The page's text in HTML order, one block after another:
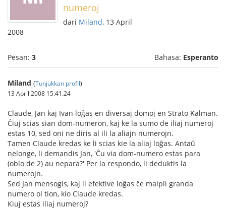
numeroj
dari Miland, 13 April
2008
Pesan: 3 Bahasa: Esperanto
Miland (Tunjukkan profil)
13 April 2008 15.41.24
Claude, Jan kaj Ivan loĝas en diversaj domoj en Strato Kalman.
Ĉiuj scias sian dom-numeron, kaj ke la sumo de iliaj numeroj
estas 10, sed oni ne diris al ili la aliajn numerojn.
Tamen Claude kredas ke li scias kie la aliaj loĝas. Antaŭ
nelonge, li demandis Jan, 'Ĉu via dom-numero estas para
(oblo de 2) au nepara?' Per la respondo, li deduktis la
numerojn.
Sed Jan mensogis, kaj li efektive loĝas ĉe malpli granda
numero ol tion, kio Claude kredas.
Kiuj estas iliaj numeroj?